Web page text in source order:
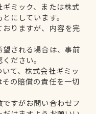
ミック、または株式
にしています。
りますが、内容を完
される場合は、事前
ださい。
て、株式会社ギミッ
の賠償の責任を一切
すがお問い合わせフ